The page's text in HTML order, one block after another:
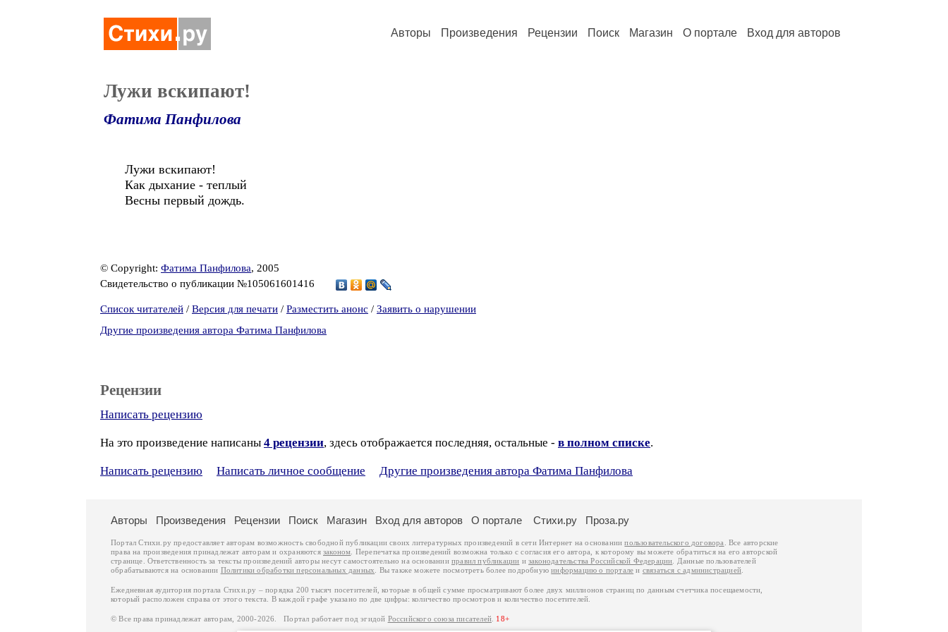
Авторы Произведения Рецензии Поиск Магазин О портале Вход для авторов
Лужи вскипают!
Фатима Панфилова
Лужи вскипают!
Как дыхание - теплый
Весны первый дождь.
© Copyright: Фатима Панфилова, 2005
Свидетельство о публикации №105061601416
Список читателей / Версия для печати / Разместить анонс / Заявить о нарушении
Другие произведения автора Фатима Панфилова
Рецензии
Написать рецензию
На это произведение написаны 4 рецензии, здесь отображается последняя, остальные - в полном списке.
Написать рецензию Написать личное сообщение Другие произведения автора Фатима Панфилова
Авторы Произведения Рецензии Поиск Магазин Вход для авторов О портале Стихи.ру Проза.ру
Портал Стихи.ру предоставляет авторам возможность свободной публикации своих литературных произведений в сети Интернет на основаниипользовательского договора
. Все авторские
права на произведения принадлежат авторам и охраняются законом . Перепечатка произведений возможна только с согласия его автора, к которому вы можете обратиться на его авторской
странице. Ответственность за тексты произведений авторы несут самостоятельно на основанииправил публикации изаконодательства Российской Федерации . Данные пользователей
обрабатываются на основании Политики обработки персональных данных . Вы также можете посмотреть более подробнуюинформацию о портале и связаться с администрацией
Ежедневная аудитория портала Стихи.ру – порядка 200 тысяч посетителей, которые в общей сумме просматривают более двух миллионов страниц по данным счетчика посещаемости,
который расположен справа от этого текста. В каждой графе указано по две цифры: количество просмотров и количество посетителей.
© Все права принадлежат авторам, 2000-2026. Портал работает под эгидой Российского союза писателей 18+